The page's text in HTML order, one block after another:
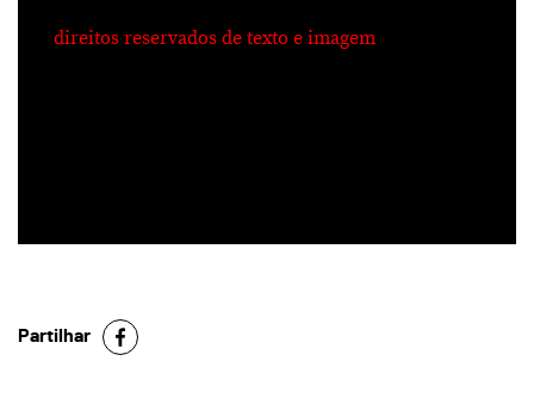
direitos reservados de texto e imagem
Partilhar